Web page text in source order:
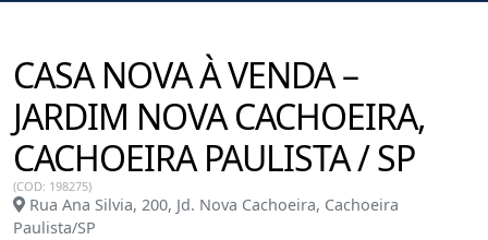
CASA NOVA À VENDA –
JARDIM NOVA CACHOEIRA,
CACHOEIRA PAULISTA / SP
(COD: 198275)
Rua Ana Silvia, 200, Jd. Nova Cachoeira, Cachoeira
Paulista/SP